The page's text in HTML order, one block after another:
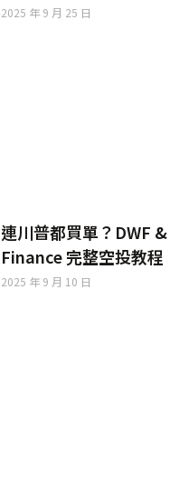
2025 年 9 月 25 日
連川普都買單？DWF
Finance 完整空投教程
2025 年 9 月 10 日